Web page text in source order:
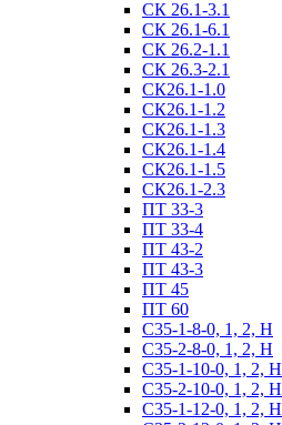
СК 26.1-3.1
СК 26.1-6.1
СК 26.2-1.1
СК 26.3-2.1
СК26.1-1.0
СК26.1-1.2
СК26.1-1.3
СК26.1-1.4
СК26.1-1.5
СК26.1-2.3
ПТ 33-3
ПТ 33-4
ПТ 43-2
ПТ 43-3
ПТ 45
ПТ 60
С35-1-8-0, 1, 2, Н
С35-2-8-0, 1, 2, Н
С35-1-10-0, 1, 2, Н
С35-2-10-0, 1, 2, Н
С35-1-12-0, 1, 2, Н